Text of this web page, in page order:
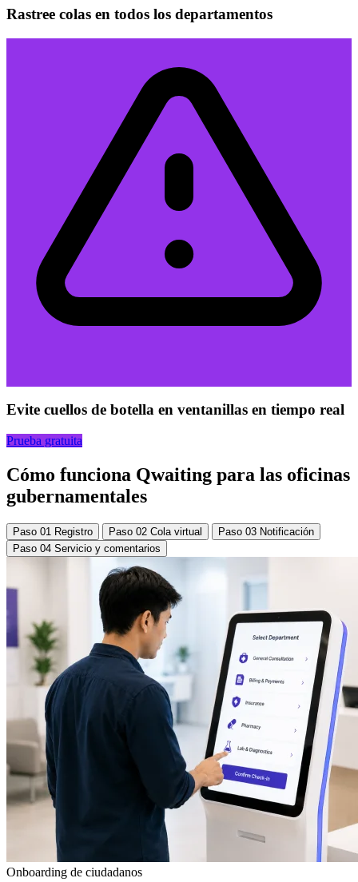
Rastree colas en todos los departamentos
Evite cuellos de botella en ventanillas en tiempo real
Prueba gratuita
Cómo funciona Qwaiting para las oficinas
gubernamentales
Paso 01 Registro Paso 02 Cola virtual Paso 03 Notificación
Paso 04 Servicio y comentarios
Onboarding de ciudadanos